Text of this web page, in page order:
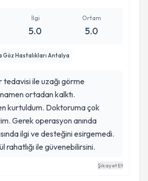
İlgi
5.0
Ortam
5.0
Göz Hastalıkları Antalya
tedavisi ile uzağı görme
ortadan kalktı.
kurtuldum. Doktoruma çok
Gerek operasyon anında
ilgi ve desteğini esirgemedi.
rahatlığı ile güvenebilirsini.
Şikayet Et